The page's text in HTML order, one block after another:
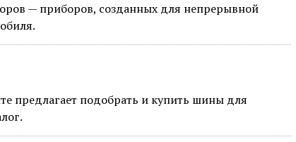
— приборов, созданных для непрерывной
предлагает подобрать и купить шины для